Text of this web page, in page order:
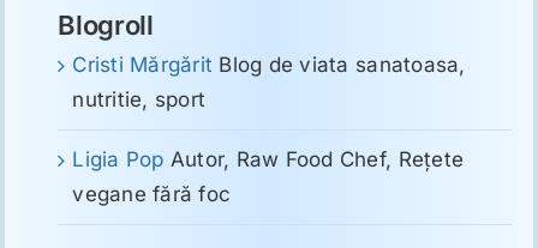
Blogroll
Cristi Mărgărit Blog de viata sanatoasa,
nutritie, sport
Ligia Pop Autor, Raw Food Chef, Reţete
vegane fără foc